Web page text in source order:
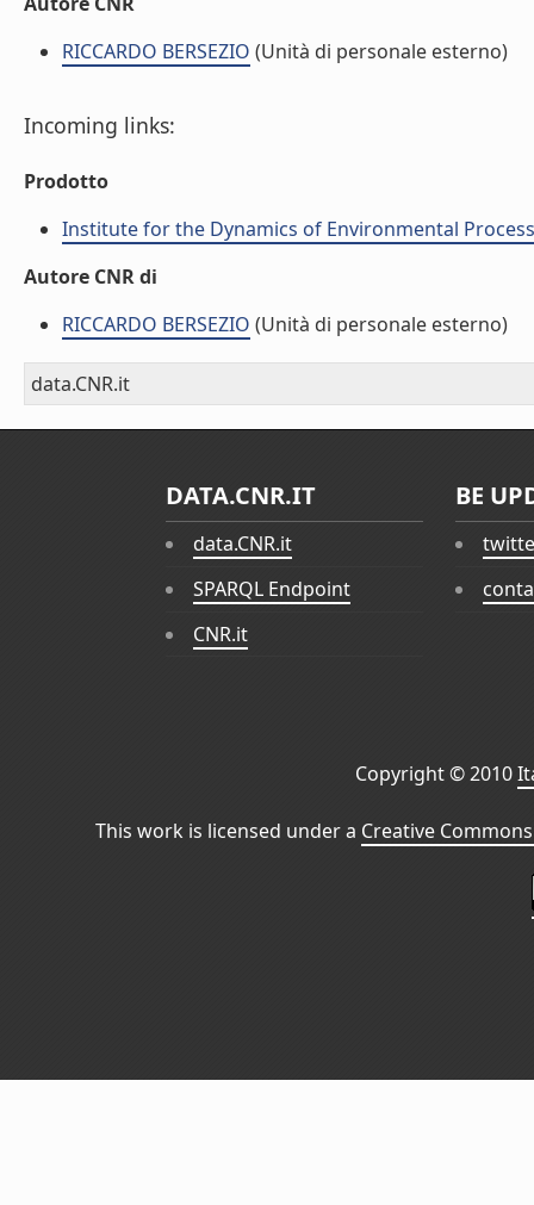
RICCARDO BERSEZIO (Unità di personale esterno)
Incoming links:
Prodotto
Institute for the Dynamics of Environmental
Autore CNR di
RICCARDO BERSEZIO (Unità di personale esterno)
data.CNR.it
DATA.CNR.IT
data.CNR.it
SPARQL Endpoint
CNR.it
BE
Copyright © 2010
This work is licensed under a Creative